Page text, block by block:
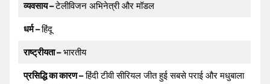
व्यवसाय –टेलीविजन अभिनेत्री और मॉडल
धर्म –हिंदू
राष्ट्रीयता –भारतीय
प्रसिद्धि का कारण –हिंदी टीवी सीरियल जीत हुई सबसे पराई और मधुबाला